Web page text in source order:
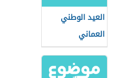
العيد الوطني
العماني